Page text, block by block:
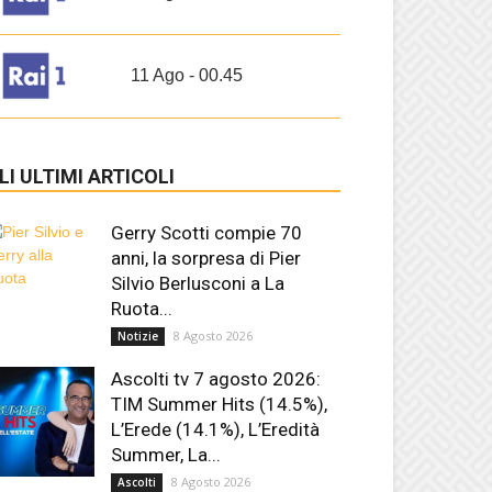
11 Ago - 00.45
ULTIMI ARTICOLI
Gerry Scotti compie 70
anni, la sorpresa di Pier
Silvio Berlusconi a La
Ruota...
Notizie 8 Agosto 2026
Ascolti tv 7 agosto 2026:
TIM Summer Hits (14.5%),
L’Erede (14.1%), L’Eredità
Summer, La...
Ascolti 8 Agosto 2026